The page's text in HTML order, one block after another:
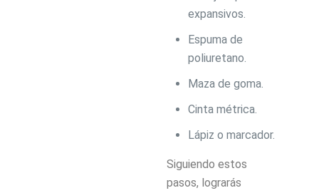
expansivos.
Espuma de
poliuretano.
Maza de goma.
Cinta métrica.
Lápiz o marcador.
Siguiendo estos
pasos, lograrás